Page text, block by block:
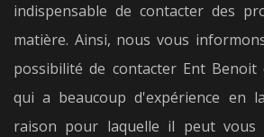
indispensable de contacter des
matière. Ainsi, nous vous
possibilité de contacter Ent
qui a beaucoup d'expérience en
raison pour laquelle il peut